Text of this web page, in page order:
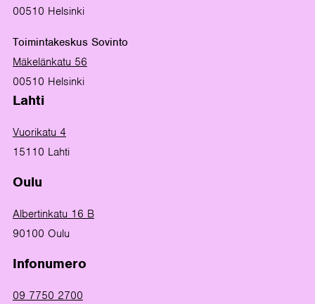
00510 Helsinki
Toimintakeskus Sovinto
Mäkelänkatu 56
00510 Helsinki
Lahti
Vuorikatu 4
15110 Lahti
Oulu
Albertinkatu 16 B
90100 Oulu
Infonumero
09 7750 2700